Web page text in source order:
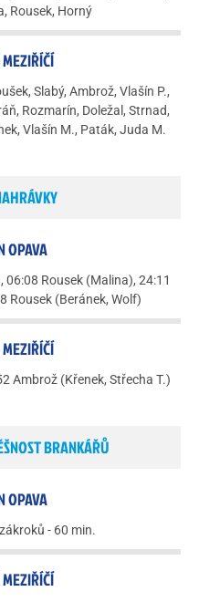
Rousek, Horný
Slabý, Ambrož, Vlašín P.,
Rozmarín, Doležal, Strnad,
Vlašín M., Paták, Juda M.
OPAVA
Rousek (Malina), 24:11
Rousek (Beránek, Wolf)
Ambrož (Křenek, Střecha T.)
BRANKÁŘŮ
OPAVA
- 60 min.